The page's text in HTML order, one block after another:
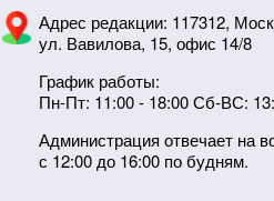
Адрес редакции: 117312,
ул. Вавилова, 15, офис 14/8
График работы:
Пн-Пт: 11:00 - 18:00 Сб-ВС:
Администрация отвечает на
с 12:00 до 16:00 по будням.